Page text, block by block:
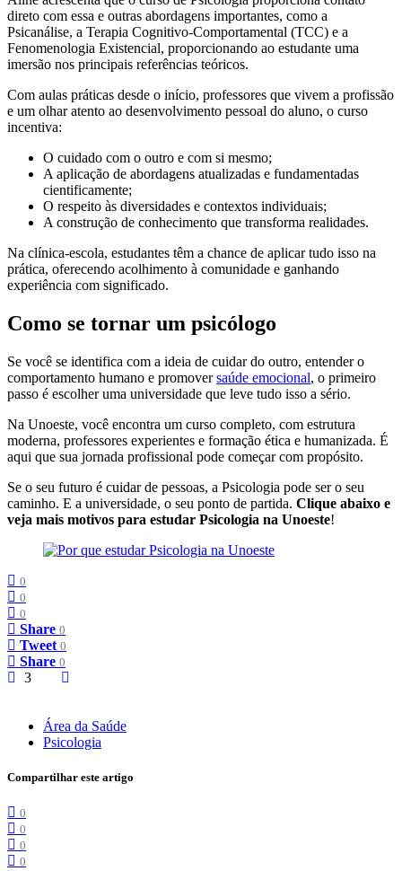
direto com essa e outras abordagens importantes, como a
Psicanálise, a Terapia Cognitivo-Comportamental (TCC) e a
Fenomenologia Existencial, proporcionando ao estudante uma
imersão nos principais referências teóricos.
Com aulas práticas desde o início, professores que vivem a profissão
e um olhar atento ao desenvolvimento pessoal do aluno, o curso
incentiva:
O cuidado com o outro e com si mesmo;
A aplicação de abordagens atualizadas e fundamentadas
cientificamente;
O respeito às diversidades e contextos individuais;
A construção de conhecimento que transforma realidades.
Na clínica-escola, estudantes têm a chance de aplicar tudo isso na
prática, oferecendo acolhimento à comunidade e ganhando
experiência com significado.
Como se tornar um psicólogo
Se você se identifica com a ideia de cuidar do outro, entender o
comportamento humano e promoversaúde emocional, o primeiro
passo é escolher uma universidade que leve tudo isso a sério.
Na Unoeste, você encontra um curso completo, com estrutura
moderna, professores experientes e formação ética e humanizada. É
aqui que sua jornada profissional pode começar com propósito.
Se o seu futuro é cuidar de pessoas, a Psicologia pode ser o seu
caminho. E a universidade, o seu ponto de partida. Clique abaixo e
veja mais motivos para estudar Psicologia na Unoeste!
0
0
0
Share 0
Tweet 0
Share 0
3
Área da Saúde
Psicologia
Compartilhar este artigo
0
0
0
0